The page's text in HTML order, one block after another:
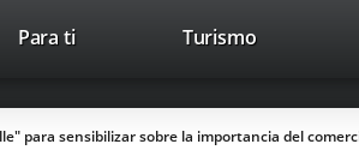
Trabaja con
Para ti TurismoThis
open
in
para sensibilizar sobre la importancia del